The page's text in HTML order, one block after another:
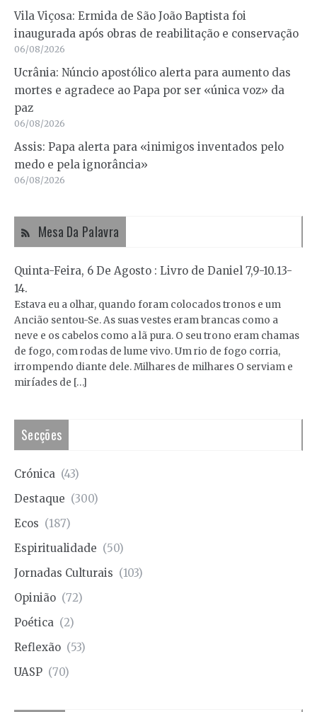
Vila Viçosa: Ermida de São João Baptista foi
inaugurada após obras de reabilitação e conservação
06/08/2026
Ucrânia: Núncio apostólico alerta para aumento das
mortes e agradece ao Papa por ser «única voz» da
paz
06/08/2026
Assis: Papa alerta para «inimigos inventados pelo
medo e pela ignorância»
06/08/2026
Mesa Da Palavra
Quinta-Feira, 6 De Agosto : Livro de Daniel 7,9-10.13-
14.
Estava eu a olhar, quando foram colocados tronos e um
Ancião sentou-Se. As suas vestes eram brancas como a
neve e os cabelos como a lã pura. O seu trono eram chamas
de fogo, com rodas de lume vivo. Um rio de fogo corria,
irrompendo diante dele. Milhares de milhares O serviam e
miríades de […]
Secções
Crónica (43)
Destaque (300)
Ecos (187)
Espiritualidade (50)
Jornadas Culturais (103)
Opinião (72)
Poética (2)
Reflexão (53)
UASP (70)